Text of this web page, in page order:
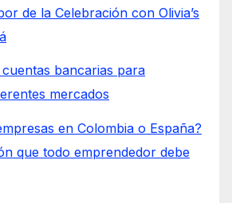
de la Celebración con Olivia’s
bancarias para
mercados
en Colombia o España?
que todo emprendedor debe